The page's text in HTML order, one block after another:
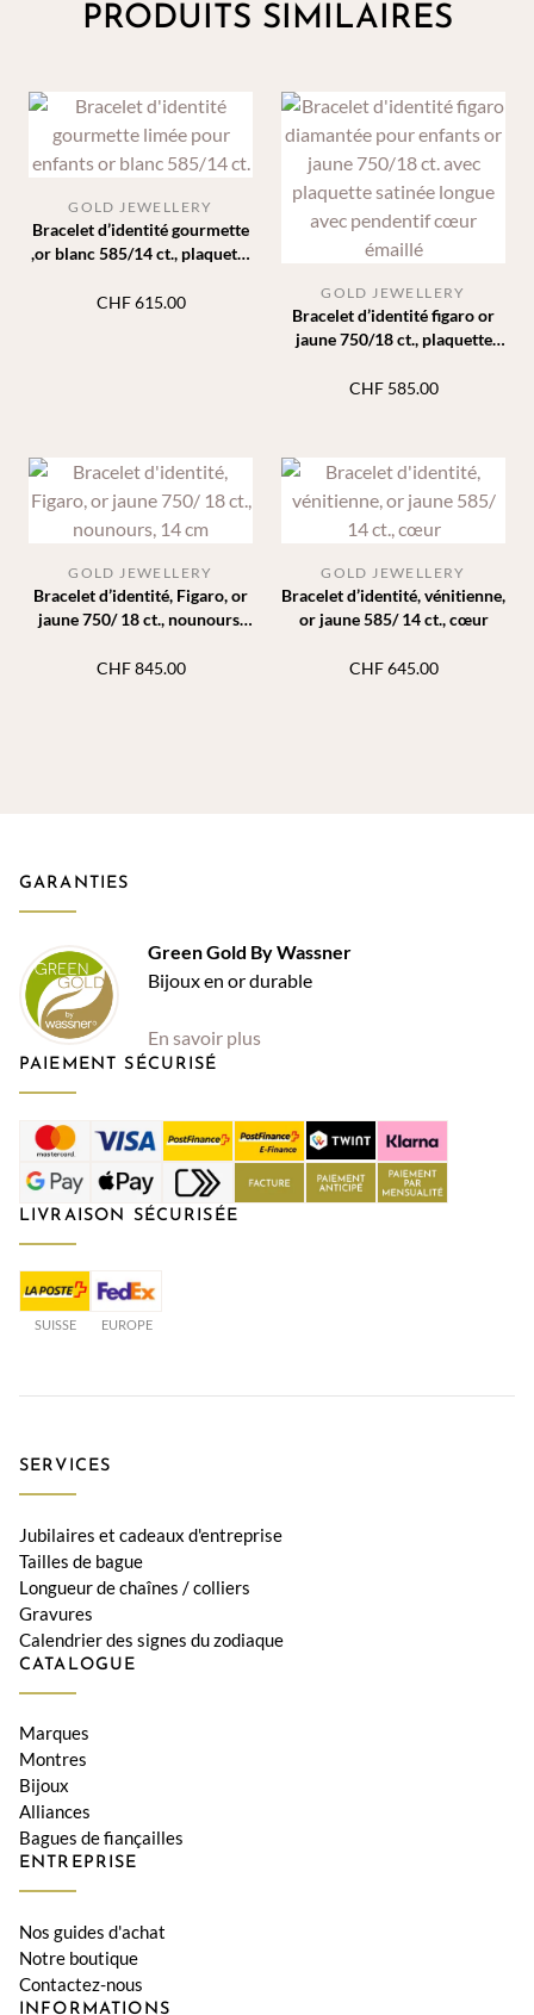
PRODUITS SIMILAIRES
Bracelet d’identité gourmette
,or blanc 585/14 ct., plaquette
GOLD JEWELLERY
CHF615.00
Bracelet d’identité figaro or
jaune 750/18 ct., plaquette
GOLD JEWELLERY
CHF585.00
Bracelet d’identité, Figaro, or
jaune 750/ 18 ct., nounours,
GOLD JEWELLERY
CHF845.00
Bracelet d’identité, vénitienne,
or jaune 585/ 14 ct., cœur
GOLD JEWELLERY
CHF645.00
GARANTIES
Green Gold By Wassner
Bijoux en or durable
En savoir plus
PAIEMENT SÉCURISÉ
LIVRAISON SÉCURISÉE
SUISSE EUROPE
SERVICES
Jubilaires et cadeaux d'entreprise
Tailles de bague
Longueur de chaînes / colliers
Gravures
Calendrier des signes du zodiaque
CATALOGUE
Marques
Montres
Bijoux
Alliances
Bagues de fiançailles
ENTREPRISE
Nos guides d'achat
Notre boutique
Contactez-nous
INFORMATIONS